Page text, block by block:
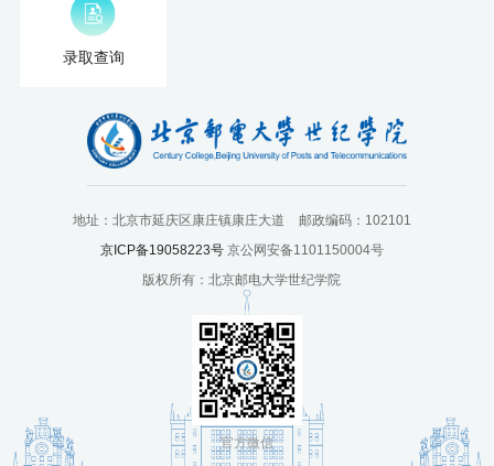
录取查询
地址：北京市延庆区康庄镇康庄大道
邮政编码：102101
京ICP备19058223号 京公网安备1101150004号
版权所有：北京邮电大学世纪学院
官方微信